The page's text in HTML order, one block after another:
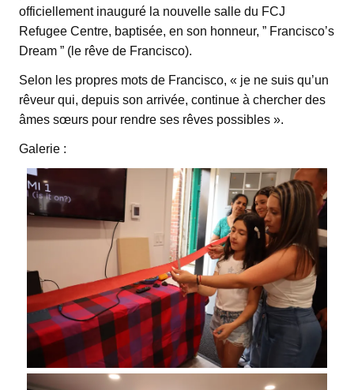
officiellement inauguré la nouvelle salle du FCJ
Refugee Centre, baptisée, en son honneur, ” Francisco’s
Dream ” (le rêve de Francisco).
Selon les propres mots de Francisco, « je ne suis qu’un
rêveur qui, depuis son arrivée, continue à chercher des
âmes sœurs pour rendre ses rêves possibles ».
Galerie :